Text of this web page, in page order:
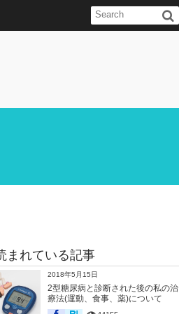
まれている記事
2018年5月15日
2型糖尿病と診断された後の私の治
療法(運動、食事、薬)について